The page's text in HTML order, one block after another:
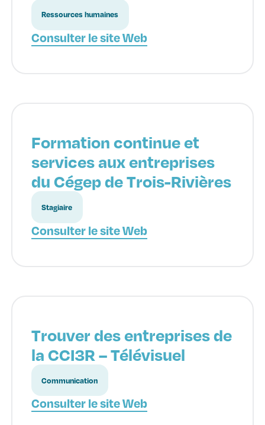
Ressources humaines
Consulter le site Web
Formation continue et
services aux entreprises
du Cégep de Trois-Rivières
Stagiaire
Consulter le site Web
Trouver des entreprises de
la CCI3R – Télévisuel
Communication
Consulter le site Web